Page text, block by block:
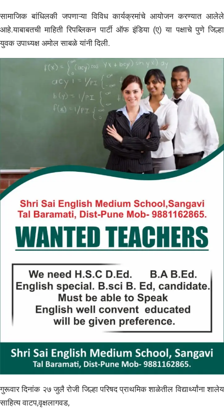
सामाजिक बांधिलकी जपणाऱ्या विविध कार्यक्रमांचे आयोजन करण्यात आलेले
आहे.याबाबतची माहिती रिपब्लिकन पार्टी ऑफ इंडिया (ए) या पक्षाचे पुणे जिल्हा
युवक उपाध्यक्ष अमोल साबळे यांनी दिली.
गुरूवार दिनांक २७ जुलै रोजी जिल्हा परिषद प्राथमिक शाळेतील विद्यार्थ्यांना शालेय
साहित्य वाटप,वृक्षलागवड,